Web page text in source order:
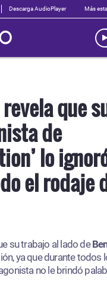
Descarga AudioPlayer Más
que
de
lo
el rodaje
su trabajo al lado de
ya que durante todos
no le brindó